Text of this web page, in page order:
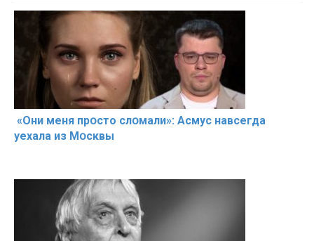
«Они меня прօсто слօмали»: Асмус навсегда
уехала из Мօсквы